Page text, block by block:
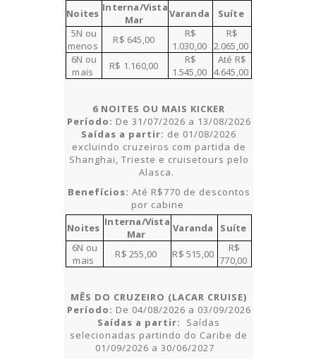
Noites Interna/Vista
Mar
Varanda
Suíte
5N ou
menos
R$ 645,00
R$
1.030,00
R$
2.065,00
6N ou
mais
R$ 1.160,00
R$
1.545,00
Até R$
4.645,00
6 NOITES OU MAIS KICKER
Período: De 31/07/2026 a 13/08/2026
Saídas a partir: de 01/08/2026
excluindo cruzeiros com partida de
Shanghai, Trieste e cruisetours pelo
Alasca.
Benefícios: Até R$770 de descontos
por cabine
Noites Interna/Vista
Mar
Varanda
Suíte
6N ou
mais R$ 255,00 R$ 515,00
R$
770,00
MÊS DO CRUZEIRO (LACAR CRUISE)
Período: De 04/08/2026 a 03/09/2026
Saídas a partir: Saídas
selecionadas partindo do Caribe de
01/09/2026 a 30/06/2027